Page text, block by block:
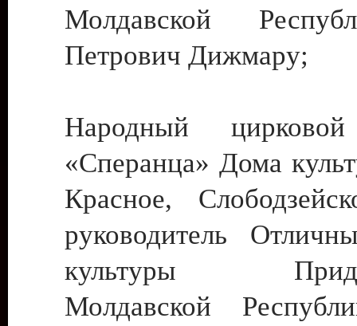
Молдавской
Петрович Дижмару;
Народный цирковой
«Сперанца» Дома
Красное,
руководитель
культуры
Молдавской